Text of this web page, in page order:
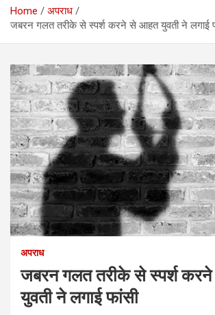
Home
अपराध
जबरन गलत तरीके से स्पर्श करने से आहत युवती ने लगाई
अपराध
जबरन गलत तरीके से स्पर्श
युवती ने लगाई फांसी